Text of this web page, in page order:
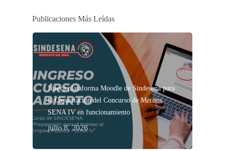
Publicaciones Más Leídas
Nueva plataforma Moodle de Sindesena para
la Capacitación del Concurso de Méritos
SENA IV en funcionamiento
julio 8, 2026